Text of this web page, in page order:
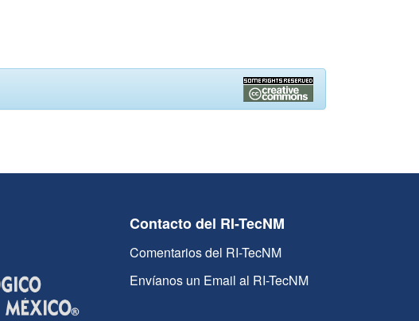
Contacto del RI-TecNM
Comentarios del RI-TecNM
Envíanos un Email al RI-TecNM